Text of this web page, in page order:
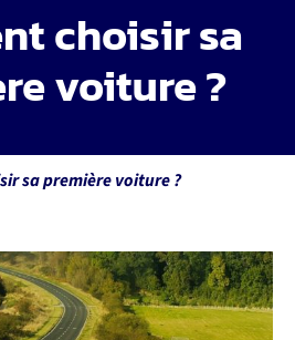
choisir sa
voiture ?
sa première voiture ?